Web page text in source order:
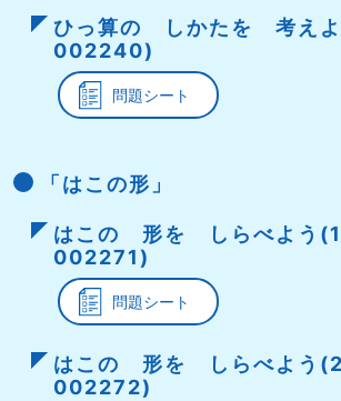
ひっ算の しかたを 考え
002240)
問題シート
「はこの形」
はこの 形を しらべよう
002271)
問題シート
はこの 形を しらべよう
002272)